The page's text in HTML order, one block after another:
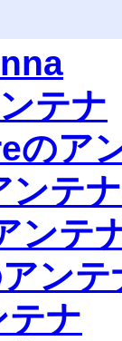
テナ
のア
ンテナ
ンテ
ンテ
ナ